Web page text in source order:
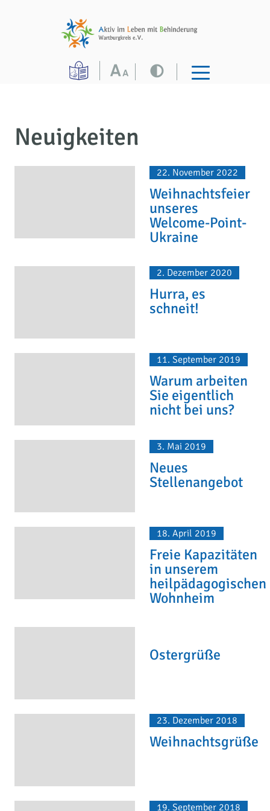
Neuigkeiten
22. November 2022
Weihnachtsfeier
unseres
Welcome-Point-
Ukraine
2. Dezember 2020
Hurra, es
schneit!
11. September 2019
Warum arbeiten
Sie eigentlich
nicht bei uns?
3. Mai 2019
Neues
Stellenangebot
18. April 2019
Freie Kapazitäten
in unserem
heilpädagogischen
Wohnheim
Ostergrüße
23. Dezember 2018
Weihnachtsgrüße
19. September 2018